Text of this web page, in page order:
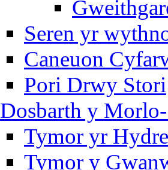
Seren yr
Caneuon
Pori Drwy Stori
Dosbarth y
Tymor yr
Tymor y